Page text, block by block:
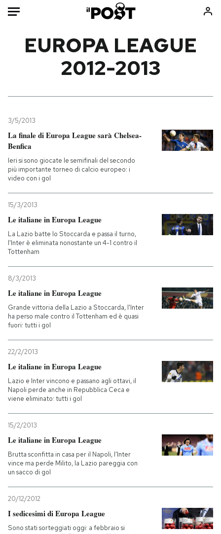
Mondo
Tecnologia
Internet
Cultura
Economia
Libri
Ok Boomer!
Europa
PODCAST
I MIEI PREFERITI
SHOP
CALENDARIO
AREA PERSONALE
Entra
EUROPA LEAGUE
2012-2013
3/5/2013
La finale di Europa League sarà Chelsea-
Benfica
Ieri si sono giocate le semifinali del secondo
più importante torneo di calcio europeo: i
video con i gol
15/3/2013
Le italiane in Europa League
La Lazio batte lo Stoccarda e passa il turno,
l'Inter è eliminata nonostante un 4-1 contro il
Tottenham
8/3/2013
Le italiane in Europa League
Grande vittoria della Lazio a Stoccarda, l'Inter
ha perso male contro il Tottenham ed è quasi
fuori: tutti i gol
22/2/2013
Le italiane in Europa League
Lazio e Inter vincono e passano agli ottavi, il
Napoli perde anche in Repubblica Ceca e
viene eliminato: tutti i gol
15/2/2013
Le italiane in Europa League
Brutta sconfitta in casa per il Napoli, l'Inter
vince ma perde Milito, la Lazio pareggia con
un sacco di gol
20/12/2012
I sedicesimi di Europa League
Sono stati sorteggiati oggi: a febbraio si